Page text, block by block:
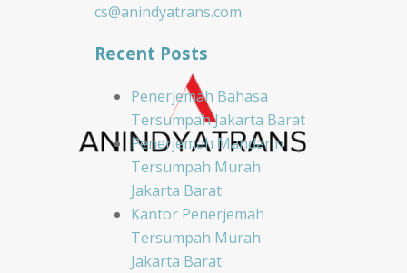
cs@anindyatrans.com
Recent Posts
Penerjemah Bahasa
Tersumpah Jakarta Barat
Penerjemah Mandarin
Tersumpah Murah
Jakarta Barat
Kantor Penerjemah
Tersumpah Murah
Jakarta Barat